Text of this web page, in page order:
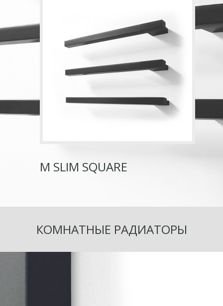
M SLIM SQUARE
КОМНАТНЫЕ РАДИАТОРЫ